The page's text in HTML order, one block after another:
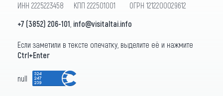
ИНН 2225223458 КПП 222501001 ОГРН 1212200029612
+7 (3852) 206-101 info@visitaltai.info
Если заметили в тексте опечатку, выделите её и нажмите
Ctrl+Enter
null